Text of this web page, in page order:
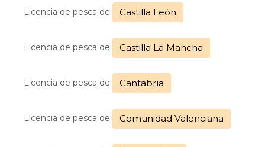
Licencia de pesca de Castilla León
Licencia de pesca de Castilla La Mancha
Licencia de pesca de Cantabria
Licencia de pesca de Comunidad Valenciana